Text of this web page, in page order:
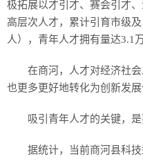
极拓展以才引才、赛会引才
高层次人才，累计引育市级
人），青年人才拥有量达3.1
在商河，人才对经济社
也更多更好地转化为创新发展
吸引青年人才的关键，
据统计，当前商河县科